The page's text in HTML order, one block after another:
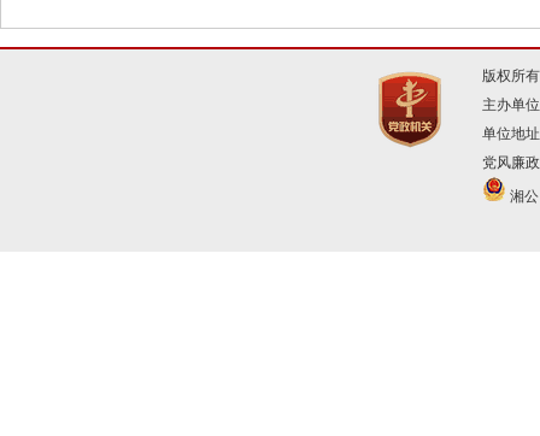
版权所
主办单
单位地
党风廉
湘